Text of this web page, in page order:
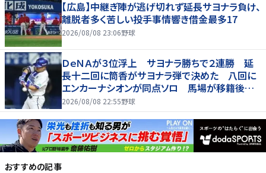
【広島】中継ぎ陣が逃げ切れず延長サヨナラ負け、
離脱者多く苦しい投手事情響き借金最多17
2026/08/08 23:06野球
ＤｅＮＡが３位浮上 サヨナラ勝ちで２連勝 延
長十二回に筒香がサヨナラ弾で決めた 八回に
エンカーナシオンが同点ソロ 馬場が移籍後初
勝利
2026/08/08 22:55野球
おすすめの記事